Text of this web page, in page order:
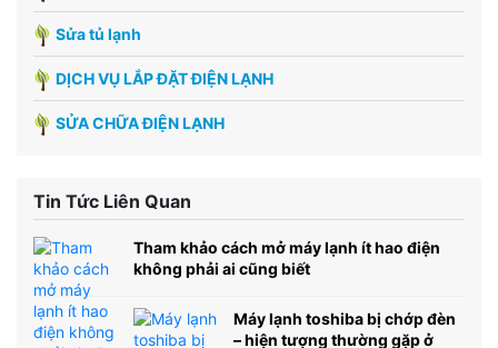
Sửa tủ lạnh
DỊCH VỤ LẮP ĐẶT ĐIỆN LẠNH
SỬA CHỮA ĐIỆN LẠNH
Tin Tức Liên Quan
Tham khảo cách mở máy lạnh ít hao điện
không phải ai cũng biết
Máy lạnh toshiba bị chớp đèn
– hiện tượng thường gặp ở